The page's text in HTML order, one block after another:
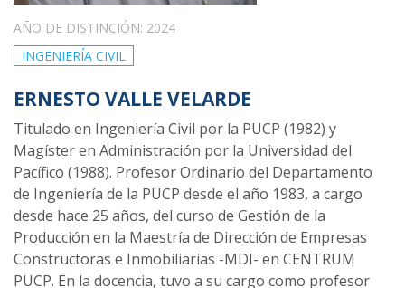
AÑO DE DISTINCIÓN: 2024
INGENIERÍA CIVIL
ERNESTO VALLE VELARDE
Titulado en Ingeniería Civil por la PUCP (1982) y
Magíster en Administración por la Universidad del
Pacífico (1988). Profesor Ordinario del Departamento
de Ingeniería de la PUCP desde el año 1983, a cargo
desde hace 25 años, del curso de Gestión de la
Producción en la Maestría de Dirección de Empresas
Constructoras e Inmobiliarias -MDI- en CENTRUM
PUCP. En la docencia, tuvo a su cargo como profesor